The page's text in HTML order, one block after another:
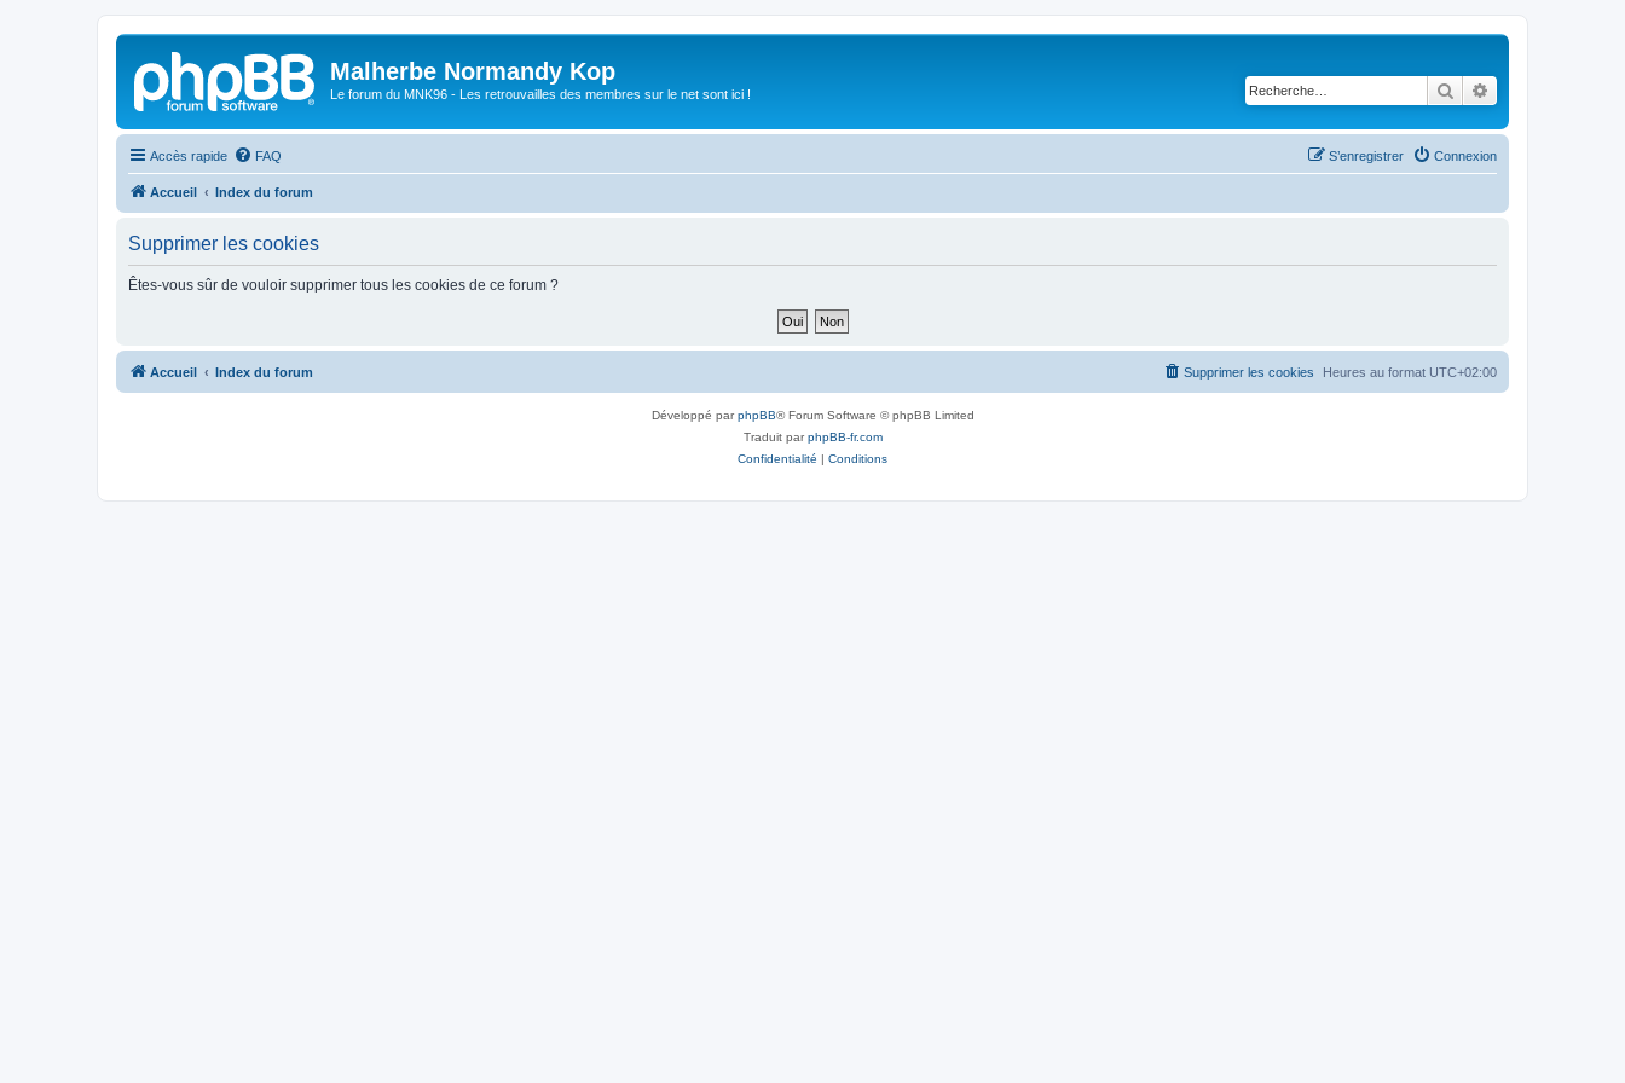
Malherbe Normandy Kop
Le forum du MNK96 - Les retrouvailles des membres sur le net sont ici ! Rechercher
Accès rapide FAQ Connexion
S’enregistrer
Accueil Index du forum
Supprimer les cookies
Êtes-vous sûr de vouloir supprimer tous les cookies de ce forum ?
Accueil Index du forum Heures au format UTC+02:00
Supprimer les cookies
Développé parphpBB® Forum Software © phpBB Limited
Traduit parphpBB-fr.com
Confidentialité | Conditions